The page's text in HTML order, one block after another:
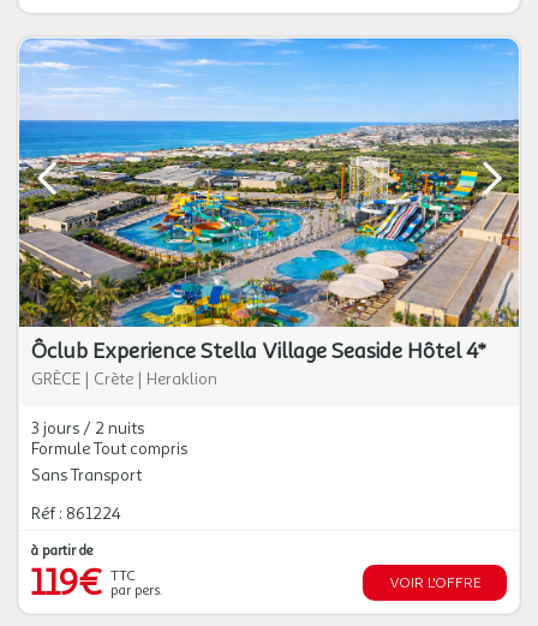
Ôclub Experience Stella Village Seaside Hôtel 4*
GRÈCE | Crète | Heraklion
3 jours / 2 nuits
Formule Tout compris
Sans Transport
Réf : 861224
à partir de
119€ TTC
par pers.
VOIR L'OFFRE